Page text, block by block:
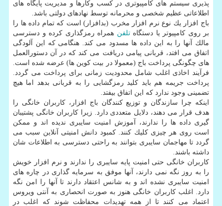
پذیری سیستم های كامپیوتری در كسب وكارها و مدیریت پایگاه های
اطلاعاتی عظیم شخصی و محرمانه توسط نهادهای دولتی باشد.
باج افزار یك نوع نرم افزار مخرب (بدافزار) است كه تمام داده ها را
بر روی كامپیوتر یا دستگاهتلفن همراه رمزگذاری كرده و دسترسی
مالك آنها را به این داده ها مسدود می كند. هنگامی كه این آلودگی
اتفاق می افتد، قربانی پیامی دریافت می كند كه در آن دستورالعمل
های چگونگی پرداخت باج (معمولا در بیت كوین ها) عرضه شده است.
فرآیند اخاذی اغلب شامل محدودیت زمانی برای پرداخت می گردد.
پرداخت جریمه هم باید كلید رمزگشایی را به قربانی بدهد اما هیچ
تضمینی وجود ندارد كه این اتفاق بیفتد.
اینكه چرا سازندگان و توزیع كنندگان باج افزار، كاربران خانگی را
هدف قرار می دهند، دلایل متعددی دارد. زیرا كاربران خانگی پشتیبان
گیری داده ها را ندارند، آموزش امنیت سایبری ندیده اند و ممكن
است روی هر چیزی كلیك كنند. كمبود دانش امنیتی آنلاین سبب می
گردد تا مهاجمان سایبری بتوانند به راحتی دسترسی به اطلاعات شان
داشته باشند.
كاربران خانگی حتی امنیت پایه سایبری را ندارند و نرم افزار خویش
را به روز نگه نمی دارند، آنها موفق به سرمایه گذاری در چاره های
امنیت سایبری نشده اند و به شانس اعتقاد دارند تا آنها را امن نگه
دارد. اغلب كاربران خانگی هنوز به صورت انحصاری به آنتی ویروس
اعتماد می كنند تا از همه تهدیدات محفاظت شوند كه اغلب در